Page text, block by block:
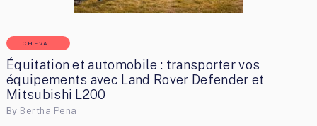
CHEVAL
Équitation et automobile : transporter vos
équipements avec Land Rover Defender et
Mitsubishi L200
By Bertha Pena